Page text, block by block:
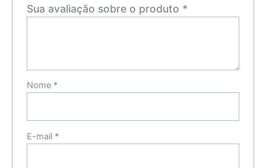
Sua avaliação sobre o produto *
Nome *
E-mail *